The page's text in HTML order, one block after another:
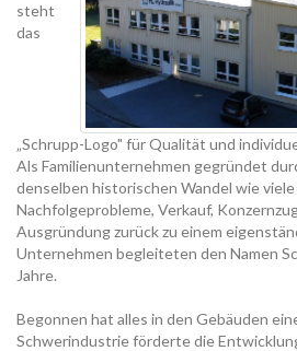
steht
das
„Schrupp-Logo" für Qualität und
Als Familienunternehmen gegründet
denselben historischen Wandel wie
Nachfolgeprobleme, Verkauf,
Ausgründung zurück zu einem
Unternehmen begleiteten den Namen
Jahre.
Begonnen hat alles in den Gebäuden
Schwerindustrie förderte die